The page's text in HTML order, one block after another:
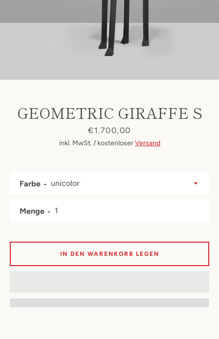
GEOMETRIC GIRAFFE S
Preis
€1.700,00
inkl. MwSt. / kostenloserVersand
Farbe
Menge
IN DEN WARENKORB LEGEN